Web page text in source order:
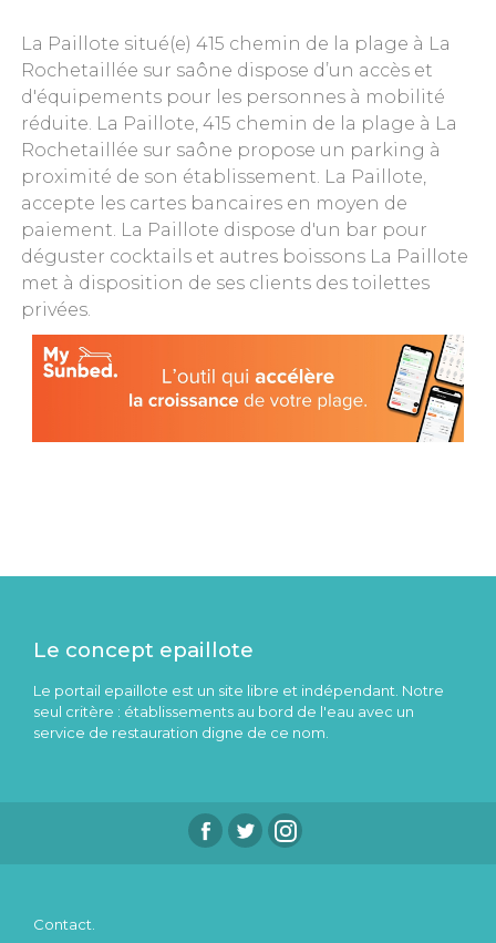
La Paillote situé(e) 415 chemin de la plage à La
Rochetaillée sur saône dispose d’un accès et
d'équipements pour les personnes à mobilité
réduite. La Paillote, 415 chemin de la plage à La
Rochetaillée sur saône propose un parking à
proximité de son établissement. La Paillote,
accepte les cartes bancaires en moyen de
paiement. La Paillote dispose d'un bar pour
déguster cocktails et autres boissons La Paillote
met à disposition de ses clients des toilettes
privées.
Le concept epaillote
Le portail epaillote est un site libre et indépendant. Notre
seul critère : établissements au bord de l'eau avec un
service de restauration digne de ce nom.
Contact.